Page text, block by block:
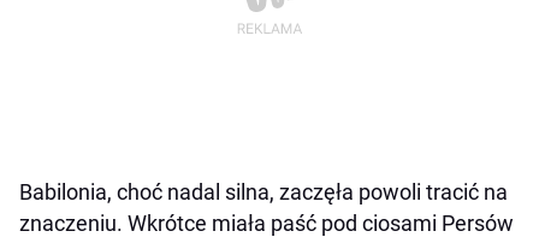
Babilonia, choć nadal silna, zaczęła powoli tracić na
znaczeniu. Wkrótce miała paść pod ciosami Persów